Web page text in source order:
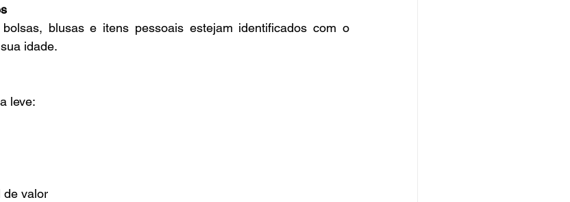
blusas e itens pessoais estejam identificados com o
idade.
leve:
de valor